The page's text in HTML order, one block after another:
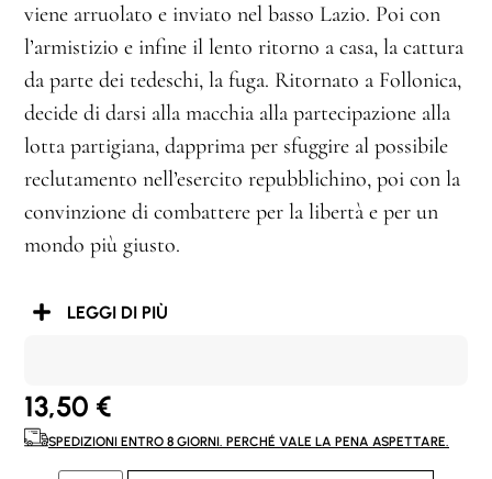
viene arruolato e inviato nel basso Lazio. Poi con
l’armistizio e infine il lento ritorno a casa, la cattura
da parte dei tedeschi, la fuga. Ritornato a Follonica,
decide di darsi alla macchia alla partecipazione alla
lotta partigiana, dapprima per sfuggire al possibile
reclutamento nell’esercito repubblichino, poi con la
convinzione di combattere per la libertà e per un
mondo più giusto.
LEGGI DI PIÙ
13,50 €
SPEDIZIONI ENTRO 8 GIORNI. PERCHÉ VALE LA PENA ASPETTARE.